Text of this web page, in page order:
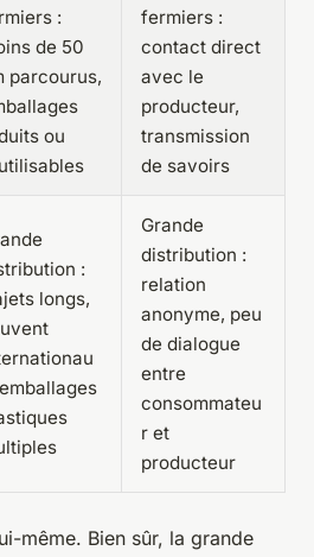
:
de 50
parcourus,
ou
fermiers :
contact direct
avec le
producteur,
transmission
de savoirs
:
longs,
Grande
distribution :
relation
anonyme, peu
de dialogue
entre
consommateu
r et
producteur
même. Bien sûr, la grande